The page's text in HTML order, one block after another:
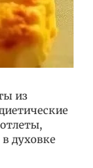
из
духовке